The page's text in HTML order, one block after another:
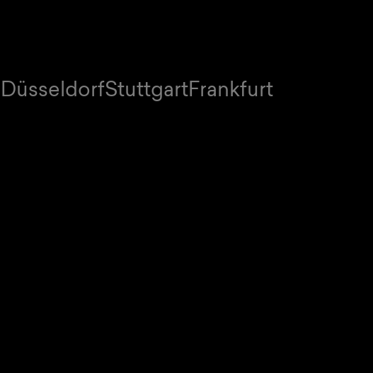
DüsseldorfStuttgartFrankfurt